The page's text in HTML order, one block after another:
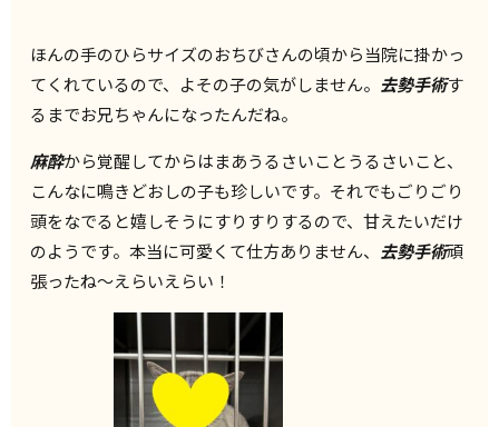
ほんの手のひらサイズのおちびさんの頃から当院に掛かっ
てくれているので、よその子の気がしません。 去勢手術す
るまでお兄ちゃんになったんだね。
麻酔から覚醒してからはまあうるさいことうるさいこと、
こんなに鳴きどおしの子も珍しいです。それでもごりごり
頭をなでると嬉しそうにすりすりするので、甘えたいだけ
のようです。本当に可愛くて仕方ありません、 去勢手術頑
張ったね～えらいえらい！